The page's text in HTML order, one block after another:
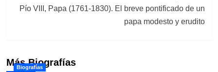
Pío VIII, Papa (1761-1830). El breve pontificado de un
papa modesto y erudito
Más Biografías
Biografías